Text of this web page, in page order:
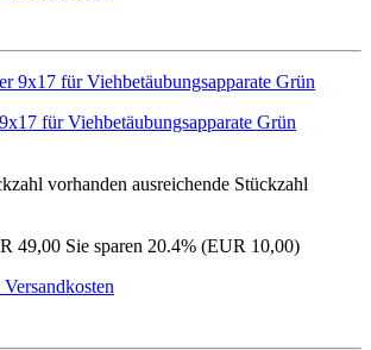
für Viehbetäubungsapparate Grün
ausreichende Stückzahl
49,00 Sie sparen 20.4% (EUR 10,00)